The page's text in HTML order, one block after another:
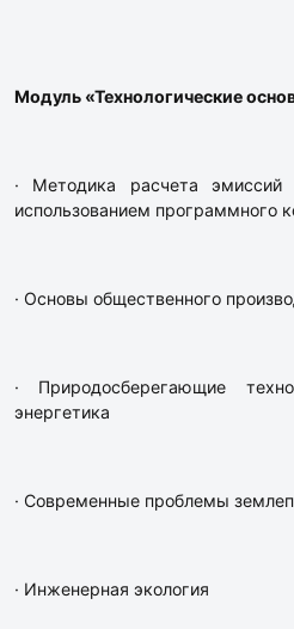
Модуль «Технологические
· Методика расчета
использованием программного
· Основы общественного
· Природосберегающие
энергетика
· Современные проблемы
· Инженерная экология